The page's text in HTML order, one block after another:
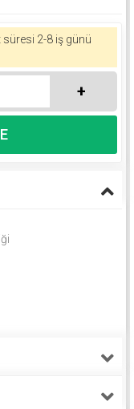
süresi 2-8 iş günü
+